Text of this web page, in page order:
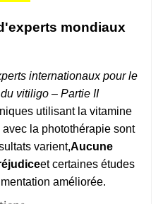
mondiaux
internationaux pour le
vitiligo – Partie II
utilisant la vitamine
la photothérapie sont
varient,Aucune
et certaines études
améliorée.